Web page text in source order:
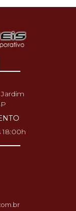
18:00h